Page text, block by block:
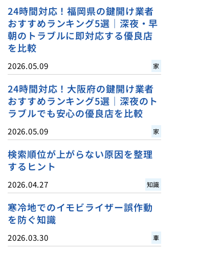
24時間対応！福岡県の鍵開け業者
おすすめランキング5選｜深夜・早
朝のトラブルに即対応する優良店
を比較
2026.05.09 家
24時間対応！大阪府の鍵開け業者
おすすめランキング5選｜深夜のト
ラブルでも安心の優良店を比較
2026.05.09 家
検索順位が上がらない原因を整理
するヒント
2026.04.27 知識
寒冷地でのイモビライザー誤作動
を防ぐ知識
2026.03.30 車